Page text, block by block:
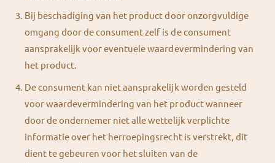
Bij beschadiging van het product door onzorgvuldige
omgang door de consument zelf is de consument
aansprakelijk voor eventuele waardevermindering van
het product.
De consument kan niet aansprakelijk worden gesteld
voor waardevermindering van het product wanneer
door de ondernemer niet alle wettelijk verplichte
informatie over het herroepingsrecht is verstrekt, dit
dient te gebeuren voor het sluiten van de